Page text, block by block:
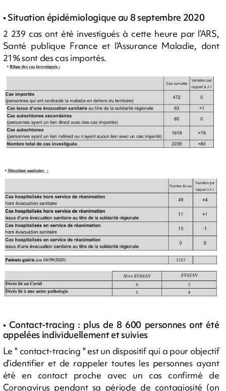
• Situation épidémiologique au 8 septembre 2020
2 239 cas ont été investigués à cette heure par l’ARS,
Santé publique France et l’Assurance Maladie, dont
21% sont des cas importés.
• Contact-tracing : plus de 8 600 personnes ont été
appelées individuellement et suivies
Le " contact-tracing " est un dispositif qui a pour objectif
d’identifier et de rappeler toutes les personnes ayant
été en contact proche avec un cas confirmé de
Coronavirus pendant sa période de contagiosité (on